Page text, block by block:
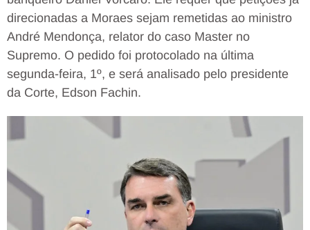
direcionadas a Moraes sejam remetidas ao ministro
André Mendonça, relator do caso Master no
Supremo. O pedido foi protocolado na última
segunda-feira, 1º, e será analisado pelo presidente
da Corte, Edson Fachin.